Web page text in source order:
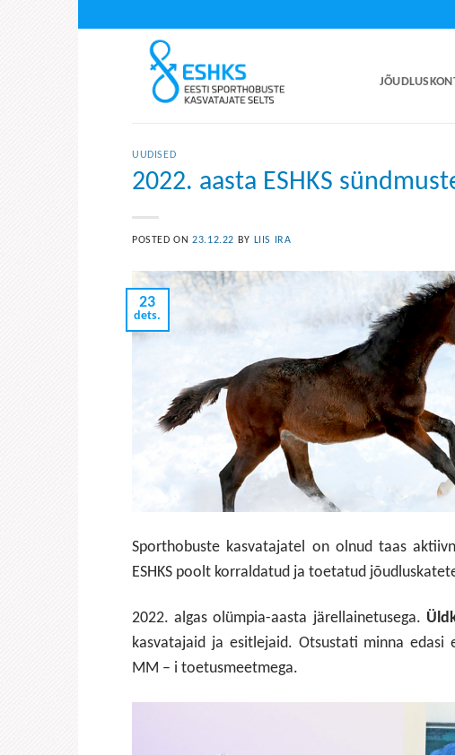
UUDISED
2022. aasta ESHKS
POSTED ON23.12.22 BY LIIS IRA
23
dets.
Sporthobuste kasvatajatel on olnud taas
ESHKS poolt korraldatud ja toetatud
2022. algas olümpia-aasta järellainetusega. Ü
kasvatajaid ja esitlejaid. Otsustati minna
MM – i toetusmeetmega.